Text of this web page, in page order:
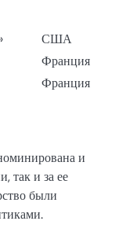
США
Франция
Франция
и
так и за ее
были